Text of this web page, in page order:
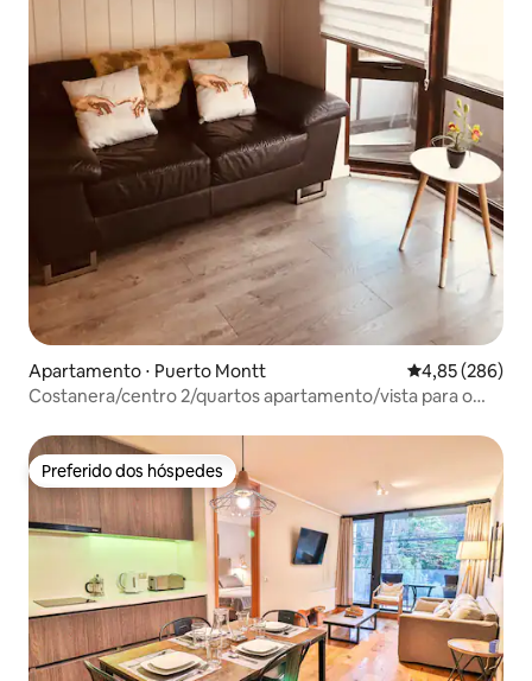
Apartamento ⋅ Puerto Montt 4,85 de uma
4,85 (286)
Costanera/centro 2/quartos apartamento/vista para o
Preferido dos hóspedes
Preferido dos hóspedes